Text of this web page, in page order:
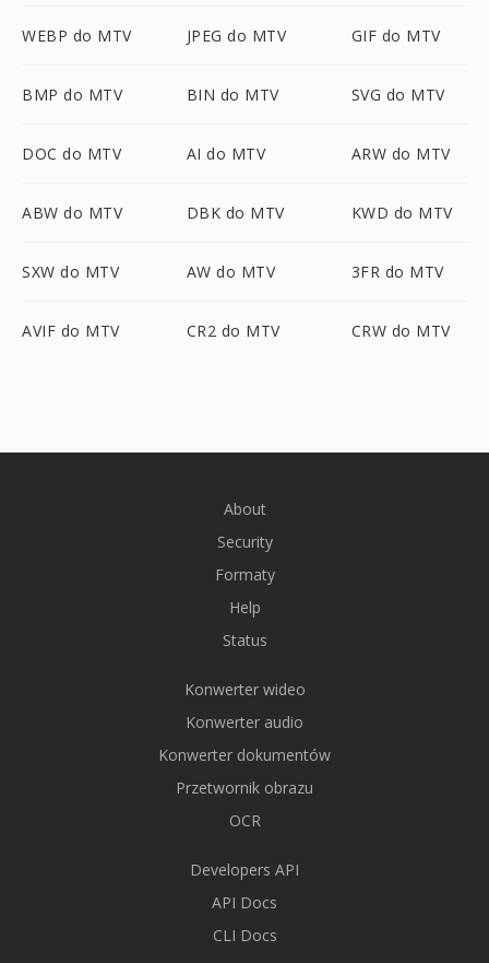
WEBP do MTV JPEG do MTV GIF do MTV
BMP do MTV BIN do MTV SVG do MTV
DOC do MTV AI do MTV ARW do MTV
ABW do MTV DBK do MTV KWD do MTV
SXW do MTV AW do MTV 3FR do MTV
AVIF do MTV CR2 do MTV CRW do MTV
About
Security
Formaty
Help
Status
Konwerter wideo
Konwerter audio
Konwerter dokumentów
Przetwornik obrazu
OCR
Developers API
API Docs
CLI Docs